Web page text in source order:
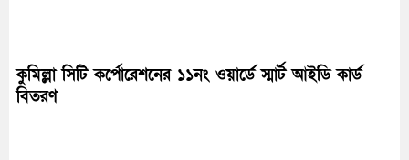
কুমিল্লা সিটি কর্পোরেশনের ১১নং ওয়ার্ডে স্মার্ট আইডি কার্ড
বিতরণ